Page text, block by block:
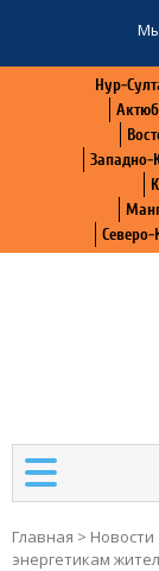
Нур-
Западно-
Северо-
Главная > Новости
энергетикам